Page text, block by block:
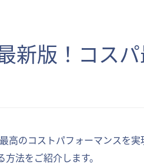
版！コスパ
高のコストパフォーマンスを
法をご紹介します。